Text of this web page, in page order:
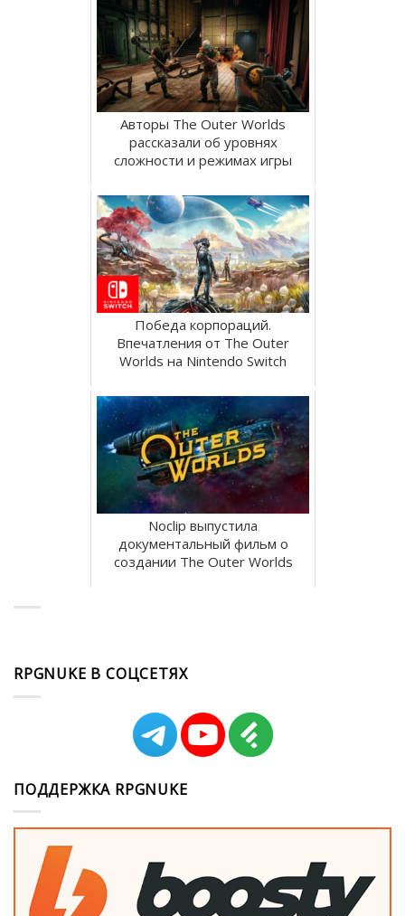
Авторы The Outer Worlds
рассказали об уровнях
сложности и режимах игры
Победа корпораций.
Впечатления от The Outer
Worlds на Nintendo Switch
Noclip выпустила
документальный фильм о
создании The Outer Worlds
RPGNUKE В СОЦСЕТЯХ
ПОДДЕРЖКА RPGNUKE